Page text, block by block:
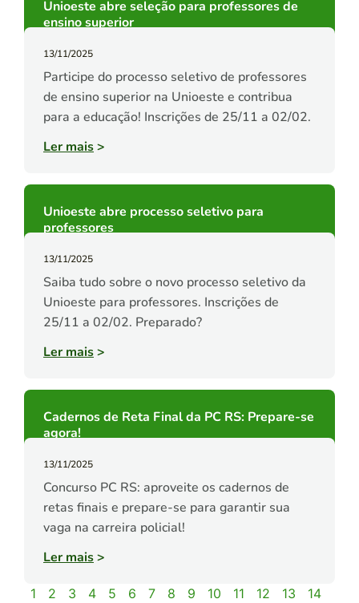
Unioeste abre seleção para professores de
ensino superior
13/11/2025
Participe do processo seletivo de professores
de ensino superior na Unioeste e contribua
para a educação! Inscrições de 25/11 a 02/02.
Ler mais>
Unioeste abre processo seletivo para
professores
13/11/2025
Saiba tudo sobre o novo processo seletivo da
Unioeste para professores. Inscrições de
25/11 a 02/02. Preparado?
Ler mais>
Cadernos de Reta Final da PC RS: Prepare-se
agora!
13/11/2025
Concurso PC RS: aproveite os cadernos de
retas finais e prepare-se para garantir sua
vaga na carreira policial!
Ler mais>
1 2 3 4 5 6 7 8 9 10 11 12 13
14